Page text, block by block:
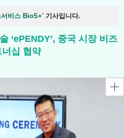
비스 BioS+' 기사입니다.
‘ePENDY’, 중국 시장 비즈
십 협약